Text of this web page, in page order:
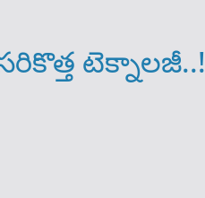
టెక్నాలజీ..!